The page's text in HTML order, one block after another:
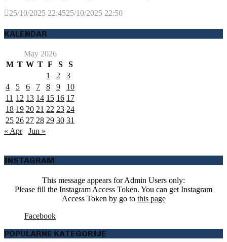
25/10/2025 22:4525/10/2025 22:50
KALENDAR
May 2026
M T W T F S
S
1
2
3
4
5 6 7 8 9
10
11 12 13 14 15 16 17
18 19 20 21 22 23 24
25 26 27 28 29 30 31
« Apr
Jun »
INSTAGRAM
This message appears for Admin Users only:
Please fill the Instagram Access Token. You can get Instagram
Access Token by go to this page
Facebook
POPULARNE KATEGORIJE